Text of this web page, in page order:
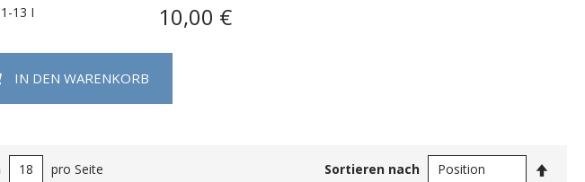
13 I 10,00 €
IN DEN WARENKORB
pro Seite Sortieren nach